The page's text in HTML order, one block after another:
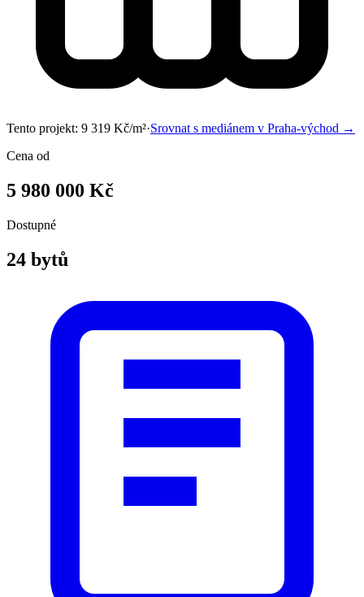
Tento projekt: 9 319 Kč/m²·Srovnat s mediánem v Praha-východ →
Cena od
5 980 000 Kč
Dostupné
24 bytů